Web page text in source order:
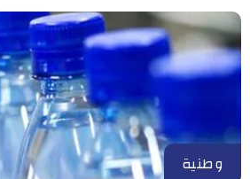
وطنية